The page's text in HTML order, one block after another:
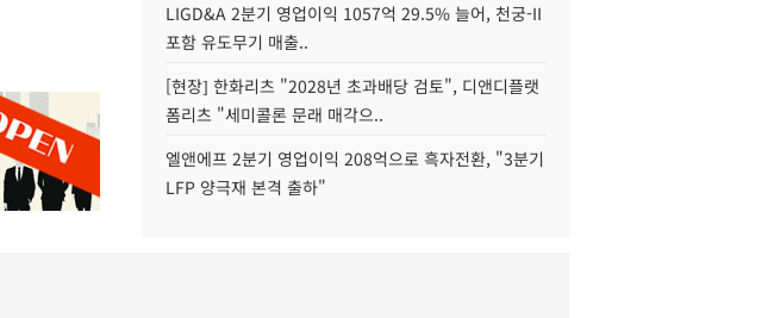
LIGD&A 2분기 영업이익 1057억 29.5% 늘어, 천궁-II
포함 유도무기 매출..
[현장] 한화리츠 "2028년 초과배당 검토", 디앤디플랫
폼리츠 "세미콜론 문래 매각으..
엘앤에프 2분기 영업이익 208억으로 흑자전환, "3분기
LFP 양극재 본격 출하"